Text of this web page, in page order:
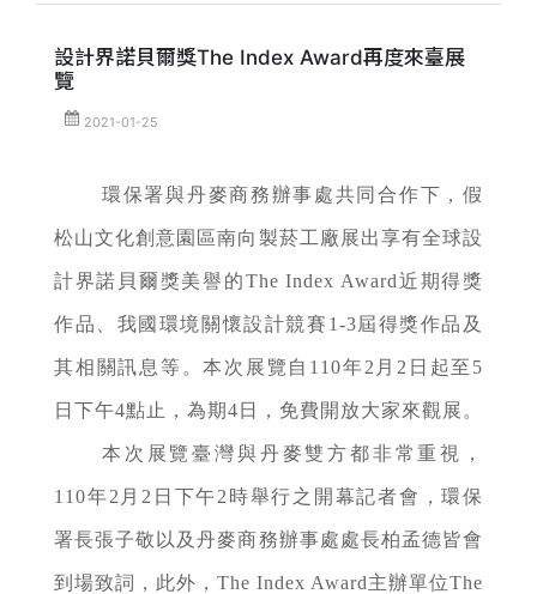
設計界諾貝爾獎The Index Award再度來臺展
覽
2021-01-25
環保署與丹麥商務辦事處共同合作下，假
松山文化創意園區南向製菸工廠展出享有全球設
計界諾貝爾獎美譽的The Index Award近期得獎
作品、我國環境關懷設計競賽1-3屆得獎作品及
其相關訊息等。本次展覽自110年2月2日起至5
日下午4點止，為期4日，免費開放大家來觀展。
本次展覽臺灣與丹麥雙方都非常重視，
110年2月2日下午2時舉行之開幕記者會，環保
署長張子敬以及丹麥商務辦事處處長柏孟德皆會
到場致詞，此外，The Index Award主辦單位The